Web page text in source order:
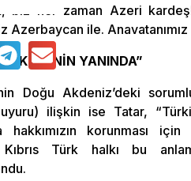
biz her zaman Azeri
Azerbaycan ile.
YANINDA”
Doğu Akdeniz’deki
ilişkin ise Tatar,
hakkımızın korunması
Türk halkı bu